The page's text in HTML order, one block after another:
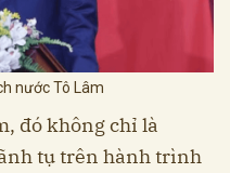
nước Tô Lâm
đó không chỉ là
tụ trên hành trình